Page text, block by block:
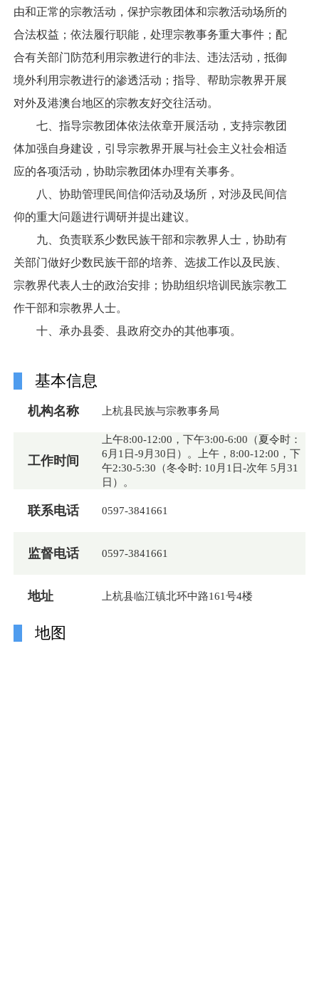
由和正常的宗教活动，保护宗教团体和宗教活动场所的
合法权益；依法履行职能，处理宗教事务重大事件；配
合有关部门防范利用宗教进行的非法、违法活动，抵御
境外利用宗教进行的渗透活动；指导、帮助宗教界开展
对外及港澳台地区的宗教友好交往活动。
七、指导宗教团体依法依章开展活动，支持宗教团
体加强自身建设，引导宗教界开展与社会主义社会相适
应的各项活动，协助宗教团体办理有关事务。
八、协助管理民间信仰活动及场所，对涉及民间信
仰的重大问题进行调研并提出建议。
九、负责联系少数民族干部和宗教界人士，协助有
关部门做好少数民族干部的培养、选拔工作以及民族、
宗教界代表人士的政治安排；协助组织培训民族宗教工
作干部和宗教界人士。
十、承办县委、县政府交办的其他事项。
基本信息
机构名称 上杭县民族与宗教事务局
工作时间
上午8:00-12:00，下午3:00-6:00（夏令时：
6月1日-9月30日）。上午，8:00-12:00，下
午2:30-5:30（冬令时: 10月1日-次年 5月31
日）。
联系电话 0597-3841661
监督电话 0597-3841661
地址 上杭县临江镇北环中路161号4楼
地图